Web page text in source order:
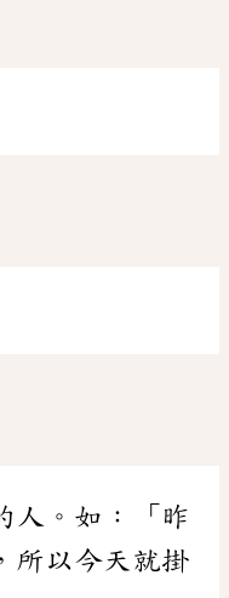
人。如：「昨
所以今天就掛